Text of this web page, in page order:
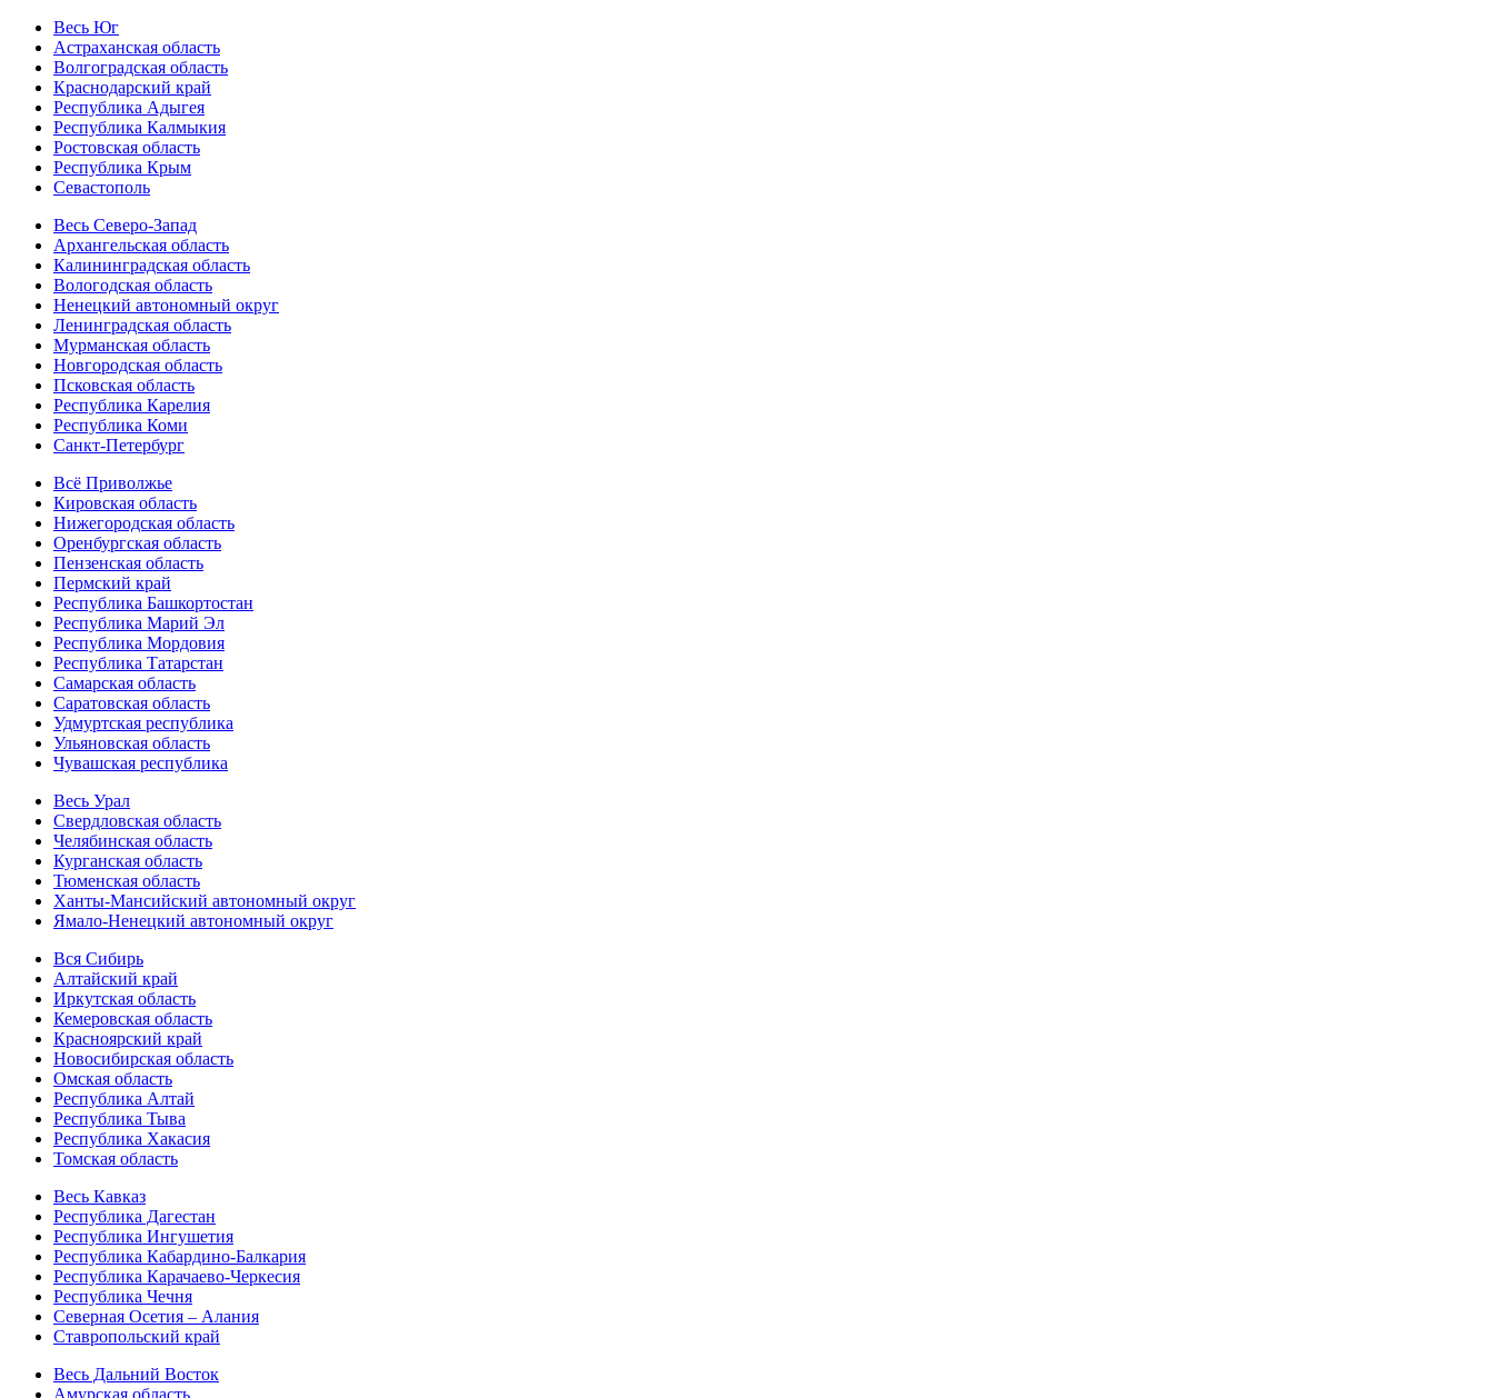
Весь Юг
Астраханская область
Волгоградская область
Краснодарский край
Республика Адыгея
Республика Калмыкия
Ростовская область
Республика Крым
Севастополь
Весь Северо-Запад
Архангельская область
Калининградская область
Вологодская область
Ненецкий автономный округ
Ленинградская область
Мурманская область
Новгородская область
Псковская область
Республика Карелия
Республика Коми
Санкт-Петербург
Всё Приволжье
Кировская область
Нижегородская область
Оренбургская область
Пензенская область
Пермский край
Республика Башкортостан
Республика Марий Эл
Республика Мордовия
Республика Татарстан
Самарская область
Саратовская область
Удмуртская республика
Ульяновская область
Чувашская республика
Весь Урал
Свердловская область
Челябинская область
Курганская область
Тюменская область
Ханты-Мансийский автономный округ
Ямало-Ненецкий автономный округ
Вся Сибирь
Алтайский край
Иркутская область
Кемеровская область
Красноярский край
Новосибирская область
Омская область
Республика Алтай
Республика Тыва
Республика Хакасия
Томская область
Весь Кавказ
Республика Дагестан
Республика Ингушетия
Республика Кабардино-Балкария
Республика Карачаево-Черкесия
Республика Чечня
Северная Осетия – Алания
Ставропольский край
Весь Дальний Восток
Амурская область